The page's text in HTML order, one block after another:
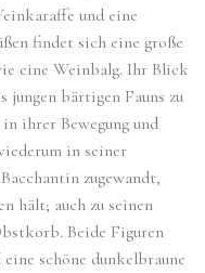
und eine
findet sich eine große
eine Weinbalg. Ihr Blick
jungen bärtigen Fauns zu
ihrer Bewegung und
in seiner
zugewandt,
hält; auch zu seinen
Beide Figuren
schöne dunkelbraune